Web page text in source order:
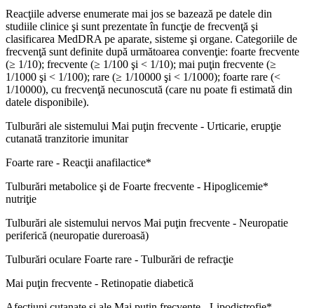
Reacţiile adverse enumerate mai jos se bazează pe datele din
studiile clinice şi sunt prezentate în funcţie de frecvenţă şi
clasificarea MedDRA pe aparate, sisteme şi organe. Categoriile de
frecvenţă sunt definite după următoarea convenţie: foarte frecvente
(≥ 1/10); frecvente (≥ 1/100 şi < 1/10); mai puţin frecvente (≥
1/1000 şi < 1/100); rare (≥ 1/10000 şi < 1/1000); foarte rare (<
1/10000), cu frecvenţă necunoscută (care nu poate fi estimată din
datele disponibile).
Tulburări ale sistemului Mai puţin frecvente - Urticarie, erupţie
cutanată tranzitorie imunitar
Foarte rare - Reacţii anafilactice*
Tulburări metabolice şi de Foarte frecvente - Hipoglicemie*
nutriţie
Tulburări ale sistemului nervos Mai puţin frecvente - Neuropatie
periferică (neuropatie dureroasă)
Tulburări oculare Foarte rare - Tulburări de refracţie
Mai puţin frecvente - Retinopatie diabetică